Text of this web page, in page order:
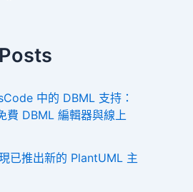
中的 DBML 支持：
費 DBML 編輯器與線上
已推出新的 PlantUML 主